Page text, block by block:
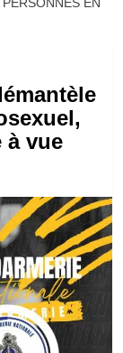
à vue